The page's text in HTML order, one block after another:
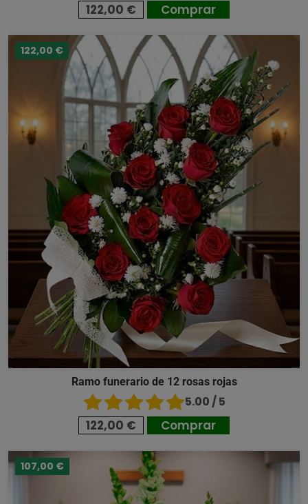
122,00 € Comprar
122,00 €
Ramo funerario de 12 rosas rojas
5.00 / 5
122,00 € Comprar
107,00 €